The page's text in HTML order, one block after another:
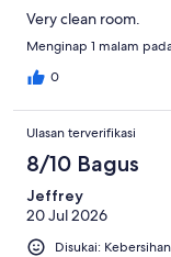
Very clean room.
Menginap 1 malam
0
Ulasan terverifikasi
8/10 Bagus
Jeffrey
20 Jul 2026
Disukai: